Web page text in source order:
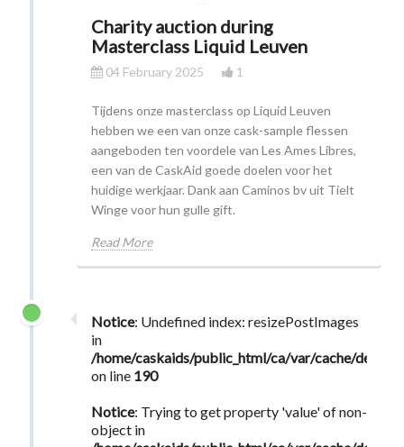
Charity auction during
Masterclass Liquid Leuven
04 February 2025 1
Tijdens onze masterclass op Liquid Leuven
hebben we een van onze cask-sample flessen
aangeboden ten voordele van Les Ames Libres,
een van de CaskAid goede doelen voor het
huidige werkjaar. Dank aan Caminos bv uit Tielt
Winge voor hun gulle gift.
Read More
Notice: Undefined index: resizePostImages
in
/home/caskaids/public_html/ca/var/cache/dev/
on line 190
Notice: Trying to get property 'value' of non-
object in